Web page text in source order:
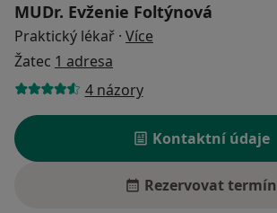
MUDr. Evženie Foltýnová
Praktický lékař · Více
Žatec 1 adresa
4 názory
Kontaktní údaje
Rezervovat termín